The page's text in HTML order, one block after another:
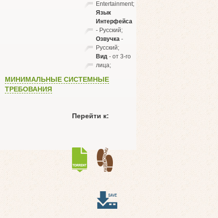
Entertainment;
Язык
Интерфейса
- Русский;
Озвучка-
Русский;
Вид- от 3-го
лица;
МИНИМАЛЬНЫЕ СИСТЕМНЫЕ
ТРЕБОВАНИЯ
Перейти к: